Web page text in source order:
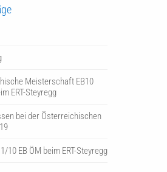
Meisterschaft EB10
ERT-Steyregg
bei der Österreichischen
10 EB ÖM beim ERT-Steyregg